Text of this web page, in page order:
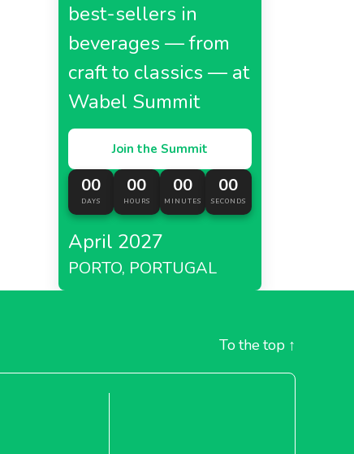
best-sellers in
beverages — from
craft to classics — at
Wabel Summit
Join the Summit
00
DAYS
00
HOURS
00
MINUTES
00
SECONDS
April 2027
PORTO, PORTUGAL
To the top ↑